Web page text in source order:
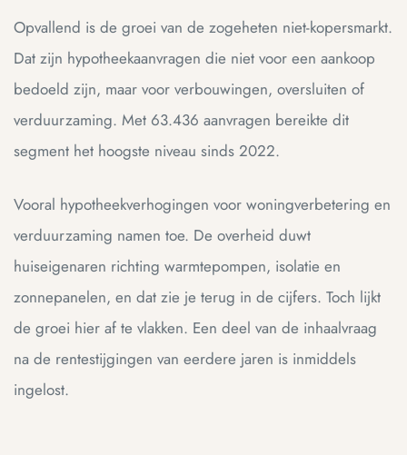
Opvallend is de groei van de zogeheten niet-kopersmarkt.
Dat zijn hypotheekaanvragen die niet voor een aankoop
bedoeld zijn, maar voor verbouwingen, oversluiten of
verduurzaming. Met 63.436 aanvragen bereikte dit
segment het hoogste niveau sinds 2022.
Vooral hypotheekverhogingen voor woningverbetering en
verduurzaming namen toe. De overheid duwt
huiseigenaren richting warmtepompen, isolatie en
zonnepanelen, en dat zie je terug in de cijfers. Toch lijkt
de groei hier af te vlakken. Een deel van de inhaalvraag
na de rentestijgingen van eerdere jaren is inmiddels
ingelost.